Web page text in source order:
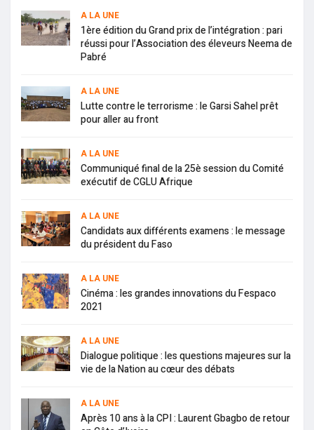
A LA UNE
1ère édition du Grand prix de l’intégration : pari
réussi pour l’Association des éleveurs Neema de
Pabré
A LA UNE
Lutte contre le terrorisme : le Garsi Sahel prêt
pour aller au front
A LA UNE
Communiqué final de la 25è session du Comité
exécutif de CGLU Afrique
A LA UNE
Candidats aux différents examens : le message
du président du Faso
A LA UNE
Cinéma : les grandes innovations du Fespaco
2021
A LA UNE
Dialogue politique : les questions majeures sur la
vie de la Nation au cœur des débats
A LA UNE
Après 10 ans à la CPI : Laurent Gbagbo de retour